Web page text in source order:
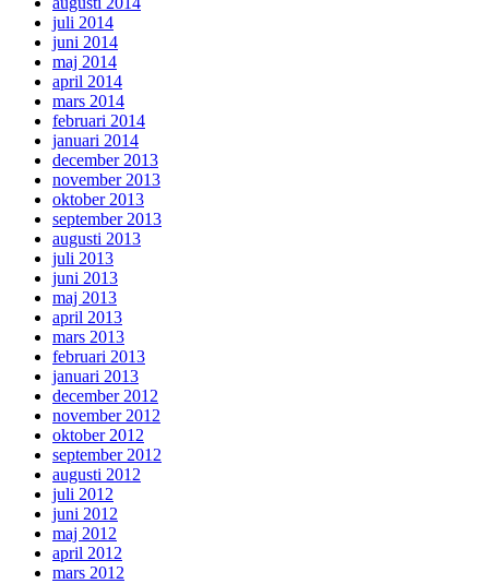
juli 2014
juni 2014
maj 2014
april 2014
mars 2014
februari 2014
januari 2014
december 2013
november 2013
oktober 2013
september 2013
augusti 2013
juli 2013
juni 2013
maj 2013
april 2013
mars 2013
februari 2013
januari 2013
december 2012
november 2012
oktober 2012
september 2012
augusti 2012
juli 2012
juni 2012
maj 2012
april 2012
mars 2012